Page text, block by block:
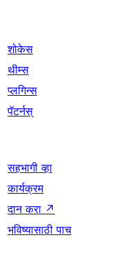
शोकेस
थीम्स
प्लगिन्स
पॅटर्नस्
सहभागी व्हा
कार्यक्रम
दान करा ↗
भविष्यासाठी पाच